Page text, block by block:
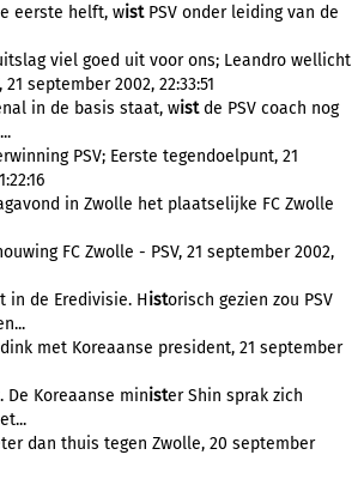
eerste helft, wistPSV onder leiding van de
viel goed uit voor ons; Leandro wellicht
september 2002, 22:33:51
in de basis staat, wistde PSV coach nog
PSV; Eerste tegendoelpunt, 21
in Zwolle het plaatselijke FC Zwolle
FC Zwolle - PSV, 21 september 2002,
in de Eredivisie. Historisch gezien zou PSV
met Koreaanse president, 21 september
De Koreaanse minister Shin sprak zich
dan thuis tegen Zwolle, 20 september